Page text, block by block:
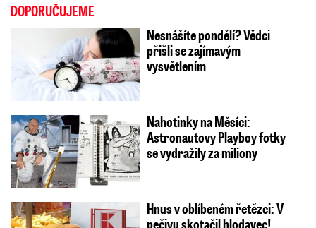
DOPORUČUJEME
Nesnášíte pondělí? Vědci
přišli se zajímavým
vysvětlením
Nahotinky na Měsíci:
Astronautovy Playboy fotky
se vydražily za miliony
Hnus v oblíbeném řetězci: V
pečivu skotačil hlodavec!